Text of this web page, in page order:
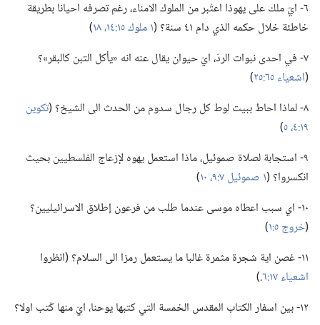
٦-‏ ايّ ملك على يهوذا اعتُبر من الملوك الامناء،‏ رغم تصرفه احيانا بطريقة
خاطئة خلال حكمه الذي دام ٤١ سنة؟‏ (‏
١ ملوك ١٥:‏١٤،‏
‏)‏
٧-‏ في احدى نبوات الردّ،‏ ايّ حيوان يقال عنه انه «يأكل التبن كالبقر»؟‏
(‏اشعياء ٦٥:‏٢٥
‏)‏
٨-‏ لماذا احاط ببيت لوط كل رجال سدوم من الحدث الى الشيخ؟‏ (‏
تكوين
١٩:‏٤،‏ ٥
‏)‏
٩-‏ استجابة لصلاة صموئيل،‏ ماذا استعمل يهوه لإزعاج الفلسطيين بحيث
انكسروا؟‏ (‏١ صموئيل ٧:‏٩،‏ ١٠
‏)‏
١٠-‏ اي سبب اعطاه موسى عندما طلب من فرعون إطلاق الاسرائيليين؟‏
(‏خروج ٥:‏١
‏)‏
١١-‏ غصن اية شجرة مثمرة غالبا ما يستعمل رمزا الى السلام؟‏ (‏انظروا
اشعياء ١٧:‏٦
‏.‏)‏
١٢-‏ بين اسفار الكتاب المقدس الخمسة التي كتبها يوحنا،‏ ايّ منها كُتب اولا؟‏